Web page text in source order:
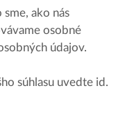
ako nás
osobné
údajov.
súhlasu uvedte id.